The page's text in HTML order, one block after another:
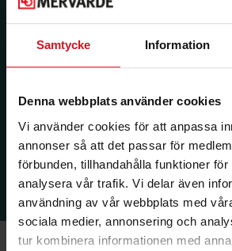
Samtycke Information
Denna webbplats använder cookies
Vi använder cookies för att anpassa
annonser så att det passar för
förbunden, tillhandahålla funktioner
analysera vår trafik. Vi delar även
användning av vår webbplats med
sociala medier, annonsering och
tur kombinera informationen med